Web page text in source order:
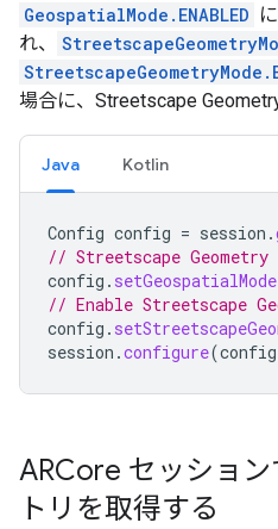
GeospatialMode.ENABLED
れ、
場合に、Streetscape
Java Kotlin
Config config = session .
// Streetscape
config . setGeospatialMode
// Enable Streetscape
config .
session .configure(config
ARCore セッショ
トリを取得する